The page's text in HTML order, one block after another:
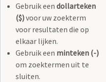
Gebruik een dollarteken
($)voor uw zoekterm
voor resultaten die op
elkaar lijken.
Gebruik een minteken (-)
om zoektermen uit te
sluiten.